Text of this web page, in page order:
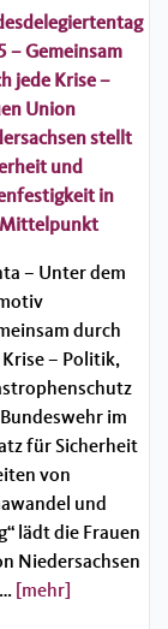
– Gemeinsam
jede Krise –
Union
stellt
und
in
– Unter dem
durch
Krise – Politik,
im
für Sicherheit
von
und
lädt die Frauen
Niedersachsen
[mehr]